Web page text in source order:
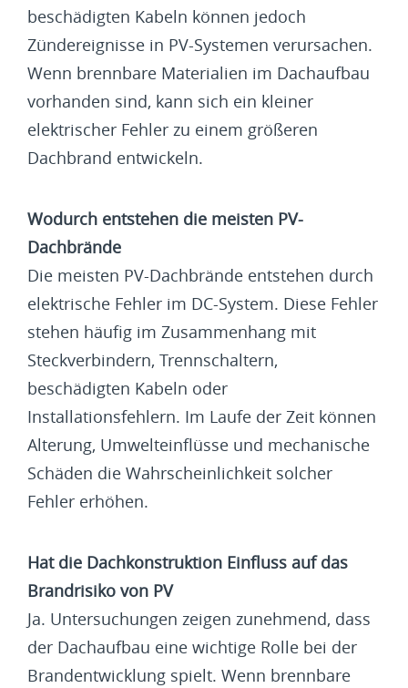
beschädigten Kabeln können jedoch
Zündereignisse in PV-Systemen verursachen.
Wenn brennbare Materialien im Dachaufbau
vorhanden sind, kann sich ein kleiner
elektrischer Fehler zu einem größeren
Dachbrand entwickeln.
Wodurch entstehen die meisten PV-
Dachbrände
Die meisten PV-Dachbrände entstehen durch
elektrische Fehler im DC-System. Diese Fehler
stehen häufig im Zusammenhang mit
Steckverbindern, Trennschaltern,
beschädigten Kabeln oder
Installationsfehlern. Im Laufe der Zeit können
Alterung, Umwelteinflüsse und mechanische
Schäden die Wahrscheinlichkeit solcher
Fehler erhöhen.
Hat die Dachkonstruktion Einfluss auf das
Brandrisiko von PV
Ja. Untersuchungen zeigen zunehmend, dass
der Dachaufbau eine wichtige Rolle bei der
Brandentwicklung spielt. Wenn brennbare